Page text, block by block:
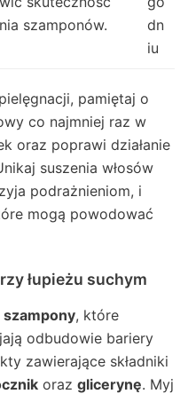
szamponów.
dn
iu
pamiętaj o
co najmniej raz w
oraz poprawi działanie
suszenia włosów
podrażnieniom, i
mogą powodować
łupieżu suchym
szampony, które
odbudowie bariery
zawierające składniki
oraz glicerynę. Myj